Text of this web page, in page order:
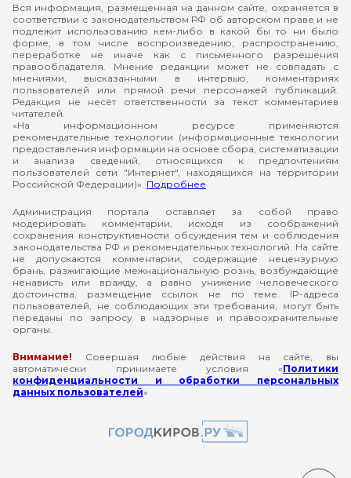
Вся информация, размещенная на данном сайте, охраняется в
соответствии с законодательством РФ об авторском праве и не
подлежит использованию кем-либо в какой бы то ни было
форме, в том числе воспроизведению, распространению,
переработке не иначе как с письменного разрешения
правообладателя. Мнение редакции может не совпадать с
мнениями, высказанными в интервью, комментариях
пользователей или прямой речи персонажей публикаций.
Редакция не несёт ответственности за текст комментариев
читателей.
«На информационном ресурсе применяются
рекомендательные технологии (информационные технологии
предоставления информации на основе сбора, систематизации
и анализа сведений, относящихся к предпочтениям
пользователей сети "Интернет", находящихся на территории
Российской Федерации)». Подробнее
Администрация портала оставляет за собой право
модерировать комментарии, исходя из соображений
сохранения конструктивности обсуждения тем и соблюдения
законодательства РФ и рекомендательных технологий. На сайте
не допускаются комментарии, содержащие нецензурную
брань, разжигающие межнациональную рознь, возбуждающие
ненависть или вражду, а равно унижение человеческого
достоинства, размещение ссылок не по теме. IP-адреса
пользователей, не соблюдающих эти требования, могут быть
переданы по запросу в надзорные и правоохранительные
органы.
Внимание! Совершая любые действия на сайте, вы
автоматически принимаете условия «Политики
конфиденциальности и обработки персональных
данных пользователей»